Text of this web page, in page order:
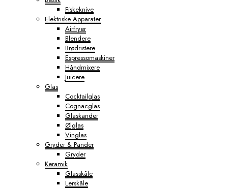
Fiskeknive
Elektriske Apparater
Airfryer
Blendere
Brødristere
Espressomaskiner
Håndmixere
Juicere
Glas
Cocktailglas
Cognacglas
Glaskander
Ølglas
Vinglas
Gryder & Pander
Gryder
Keramik
Glasskåle
Lerskåle